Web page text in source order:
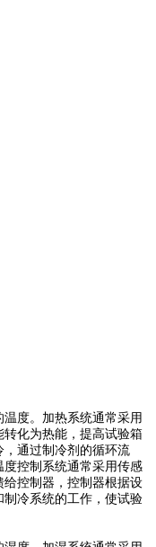
度。加热系统通常采用
化为热能，提高试验箱
通过制冷剂的循环流
控制系统通常采用传感
控制器，控制器根据设
冷系统的工作，使试验